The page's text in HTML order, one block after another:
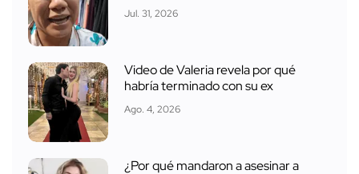
Jul. 31, 2026
Video de Valeria revela por qué
habría terminado con su ex
Ago. 4, 2026
¿Por qué mandaron a asesinar a